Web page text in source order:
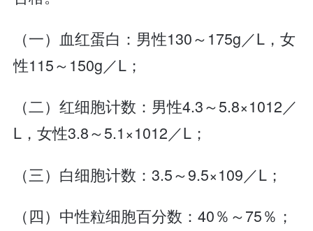
（一）血红蛋白：男性130～175g／L，女
性115～150g／L；
（二）红细胞计数：男性4.3～5.8×1012／
L，女性3.8～5.1×1012／L；
（三）白细胞计数：3.5～9.5×109／L；
（四）中性粒细胞百分数：40％～75％；